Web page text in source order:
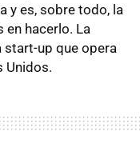
y es, sobre todo, la
en hacerlo. La
start-up que opera
Unidos.